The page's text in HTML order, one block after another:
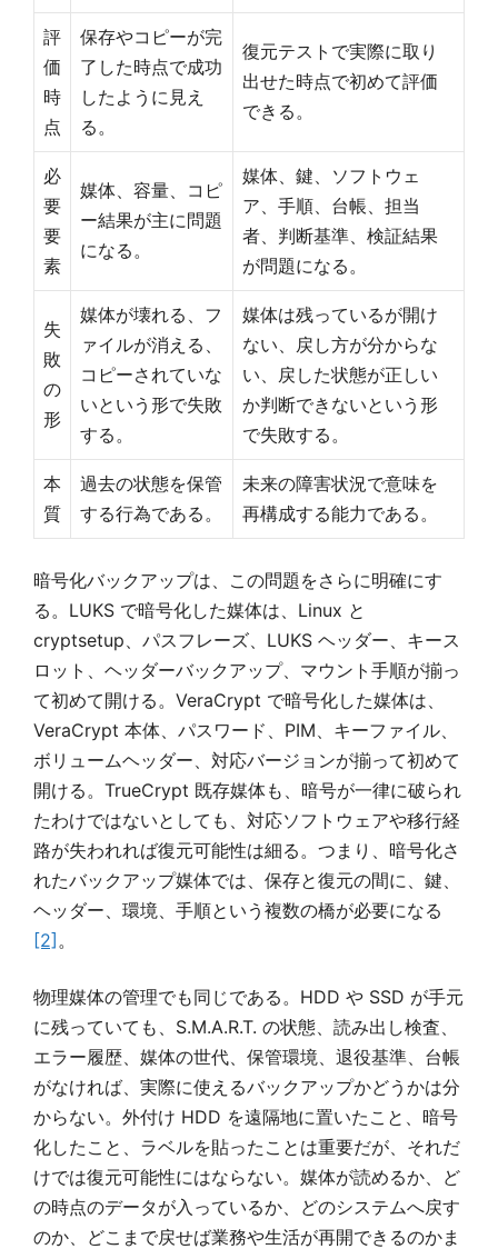
評
価
時
点
保存やコピーが完
了した時点で成功
したように見え
る。
復元テストで実際に取り
出せた時点で初めて評価
できる。
必
要
要
素
媒体、容量、コピ
ー結果が主に問題
になる。
媒体、鍵、ソフトウェ
ア、手順、台帳、担当
者、判断基準、検証結果
が問題になる。
失
敗
の
形
媒体が壊れる、フ
ァイルが消える、
コピーされていな
いという形で失敗
する。
媒体は残っているが開け
ない、戻し方が分からな
い、戻した状態が正しい
か判断できないという形
で失敗する。
本
質
過去の状態を保管
する行為である。
未来の障害状況で意味を
再構成する能力である。
暗号化バックアップは、この問題をさらに明確にす
る。LUKS で暗号化した媒体は、Linux と
cryptsetup、パスフレーズ、LUKS ヘッダー、キース
ロット、ヘッダーバックアップ、マウント手順が揃っ
て初めて開ける。VeraCrypt で暗号化した媒体は、
VeraCrypt 本体、パスワード、PIM、キーファイル、
ボリュームヘッダー、対応バージョンが揃って初めて
開ける。TrueCrypt 既存媒体も、暗号が一律に破られ
たわけではないとしても、対応ソフトウェアや移行経
路が失われれば復元可能性は細る。つまり、暗号化さ
れたバックアップ媒体では、保存と復元の間に、鍵、
ヘッダー、環境、手順という複数の橋が必要になる
[2] 。
物理媒体の管理でも同じである。HDD や SSD が手元
に残っていても、S.M.A.R.T. の状態、読み出し検査、
エラー履歴、媒体の世代、保管環境、退役基準、台帳
がなければ、実際に使えるバックアップかどうかは分
からない。外付け HDD を遠隔地に置いたこと、暗号
化したこと、ラベルを貼ったことは重要だが、それだ
けでは復元可能性にはならない。媒体が読めるか、ど
の時点のデータが入っているか、どのシステムへ戻す
のか、どこまで戻せば業務や生活が再開できるのかま